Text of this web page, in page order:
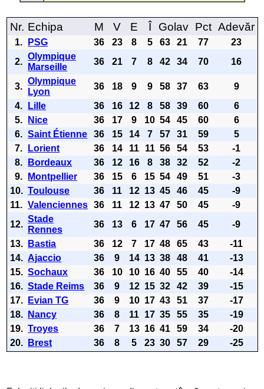
Nr. Echipa M V E Î Golav Pct Adevăr
1. PSG 36 23 8 5 63 21 77
23
2.
Olympique
Marseille
36 21 7 8 42 34 70 16
3.
Olympique
Lyon
36 18 9 9 58 37 63
9
4.
Lille 36 16 12 8 58 39 60
6
5.
Nice 36 17 9 10 54 45 60
6
6. Saint Étienne 36 15 14 7 57 31 59
5
7.
Lorient 36 14 11 11 56 54 53
-1
8.
Bordeaux 36 12 16 8 38 32 52
-2
9.
Montpellier 36 15 6 15 54 49 51
-3
10. Toulouse 36 11 12 13 45 46 45
-9
11. Valenciennes 36 11 12 13 47 50 45
-9
12.
Stade
Rennes
36 13 6 17 47 56 45
-9
13.
Bastia 36 12 7 17 48 65 43
-11
14. Ajaccio 36 9 14 13 38 48 41
-13
15. Sochaux 36 10 10 16 40 55 40
-14
16. Stade Reims 36 9 12 15 32 42 39
-15
17.
Evian TG 36 9 10 17 43 51 37
-17
18.
Nancy 36 8 11 17 35 55 35
-19
19. Troyes 36 7 13 16 41 59 34
-20
20.
Brest 36 8 5 23 30 57 29 -25